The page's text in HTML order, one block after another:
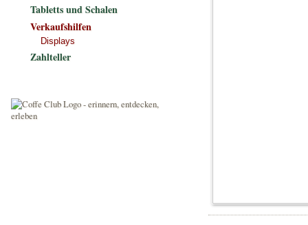
Tabletts und Schalen
Verkaufshilfen
Displays
Zahlteller